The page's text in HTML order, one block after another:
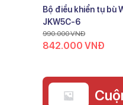
Bộ điều khiển tụ bù
JKW5C-6
990.000VNĐ
842.000 VNĐ